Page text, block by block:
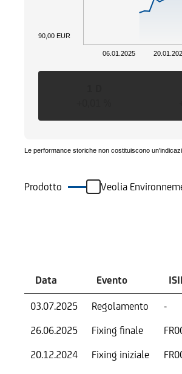
06.01.2025
90,00 EUR
Le performance storiche non costituiscono
Prodotto Veolia
Data Evento
03.07.2025 Regolamento -
26.06.2025
Fixing finale
20.12.2024
Fixing iniziale